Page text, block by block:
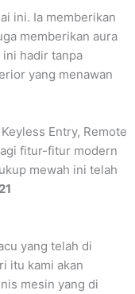
ini. Ia memberikan
memberikan aura
hadir tanpa
yang menawan
Entry, Remote
fitur-fitur modern
mewah ini telah
yang telah di
itu kami akan
mesin yang di